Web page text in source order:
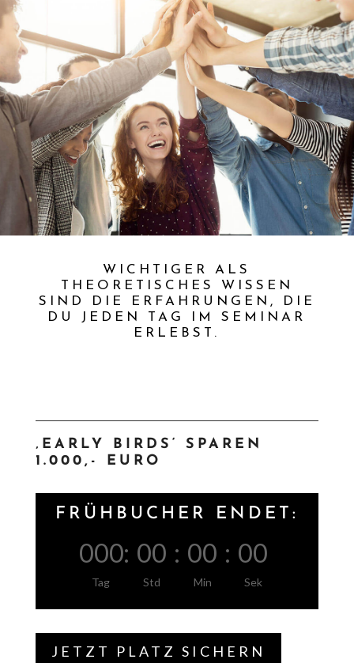
WICHTIGER ALS
THEORETISCHES WISSEN
SIND DIE ERFAHRUNGEN, DIE
DU JEDEN TAG IM SEMINAR
ERLEBST.
‚EARLY BIRDS‘ SPAREN
1.000,- EURO
FRÜHBUCHER ENDET:
000
Tag
: 00
Std
: 00
Min
: 00
Sek
JETZT PLATZ SICHERN